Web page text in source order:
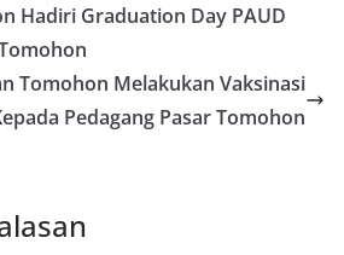
Hadiri Graduation Day PAUD
Tomohon Melakukan Vaksinasi
Pedagang Pasar Tomohon